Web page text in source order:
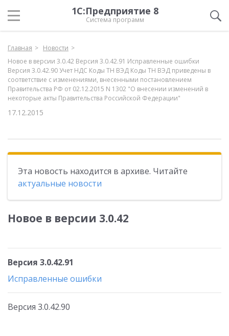
1С:Предприятие 8
Система программ
Главная
Новости
Новое в версии 3.0.42 Версия 3.0.42.91 Исправленные ошибки
Версия 3.0.42.90 Учет НДС Коды ТН ВЭД Коды ТН ВЭД приведены в
соответствие с изменениями, внесенными постановлением
Правительства РФ от 02.12.2015 N 1302 "О внесении изменений в
некоторые акты Правительства Российской Федерации"
17.12.2015
Эта новость находится в архиве. Читайте
актуальные новости
Новое в версии 3.0.42
Версия 3.0.42.91
Исправленные ошибки
Версия 3.0.42.90